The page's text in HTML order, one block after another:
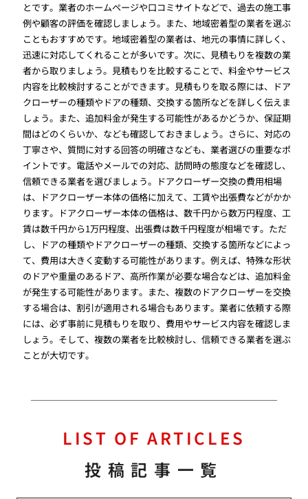
とです。業者のホームページや口コミサイトなどで、過去の施工事
例や顧客の評価を確認しましょう。また、地域密着型の業者を選ぶ
こともおすすめです。地域密着型の業者は、地元の事情に詳しく、
迅速に対応してくれることが多いです。次に、見積もりを複数の業
者から取りましょう。見積もりを比較することで、料金やサービス
内容を比較検討することができます。見積もりを取る際には、ドア
クローザーの種類やドアの種類、交換する箇所などを詳しく伝えま
しょう。また、追加料金が発生する可能性があるかどうか、保証期
間はどのくらいか、なども確認しておきましょう。さらに、対応の
丁寧さや、質問に対する回答の明確さなども、業者選びの重要なポ
イントです。電話やメールでの対応、訪問時の態度などを確認し、
信頼できる業者を選びましょう。ドアクローザー交換の費用相場
は、ドアクローザー本体の価格に加えて、工賃や出張費などがかか
ります。ドアクローザー本体の価格は、数千円から数万円程度、工
賃は数千円から1万円程度、出張費は数千円程度が相場です。ただ
し、ドアの種類やドアクローザーの種類、交換する箇所などによっ
て、費用は大きく変動する可能性があります。例えば、特殊な形状
のドアや重量のあるドア、高所作業が必要な場合などは、追加料金
が発生する可能性があります。また、複数のドアクローザーを交換
する場合は、割引が適用される場合もあります。業者に依頼する際
には、必ず事前に見積もりを取り、費用やサービス内容を確認しま
しょう。そして、複数の業者を比較検討し、信頼できる業者を選ぶ
ことが大切です。
LIST OF ARTICLES
投稿記事一覧